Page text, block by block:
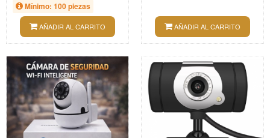
Mínimo: 100 piezas
AÑADIR AL CARRITO AÑADIR AL CARRITO